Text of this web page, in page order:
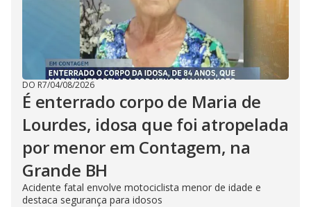
DO R7/04/08/2026
É enterrado corpo de Maria de
Lourdes, idosa que foi atropelada
por menor em Contagem, na
Grande BH
Acidente fatal envolve motociclista menor de idade e
destaca segurança para idosos